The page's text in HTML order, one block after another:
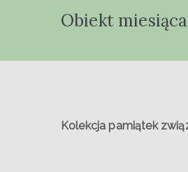
Obiekt
Kolekcja pamiątek